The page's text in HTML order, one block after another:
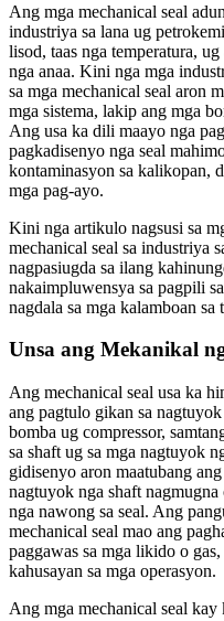
Ang mga mechanical seal
industriya sa lana ug
lisod, taas nga temperatura,
nga anaa. Kini nga mga
sa mga mechanical seal aron
mga sistema, lakip ang mga
Ang usa ka dili maayo nga
pagkadisenyo nga seal
kontaminasyon sa kalikopan,
mga pag-ayo.
Kini nga artikulo nagsusi sa
mechanical seal sa industriya
nagpasiugda sa ilang
nakaimpluwensya sa pagpili
nagdala sa mga kalamboan sa
Unsa ang Mekanikal
Ang mechanical seal usa ka
ang pagtulo gikan sa
bomba ug compressor,
sa shaft ug sa mga nagtuyok
gidisenyo aron maatubang
nagtuyok nga shaft
nga nawong sa seal. Ang
mechanical seal mao ang
paggawas sa mga likido o
kahusayan sa mga operasyon.
Ang mga mechanical seal